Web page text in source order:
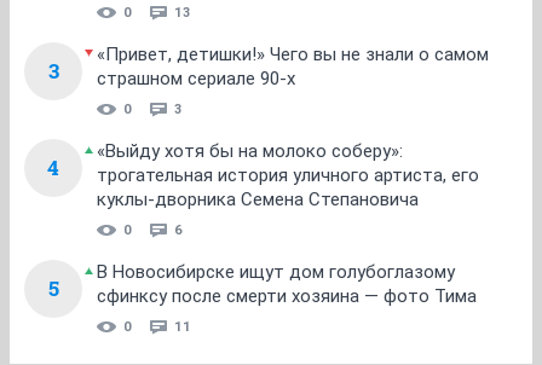
0 13
3
«Привет, детишки!» Чего вы не знали о самом
страшном сериале 90-х
0 3
4
«Выйду хотя бы на молоко соберу»:
трогательная история уличного артиста, его
куклы-дворника Семена Степановича
0 6
5
В Новосибирске ищут дом голубоглазому
сфинксу после смерти хозяина — фото Тима
0 11